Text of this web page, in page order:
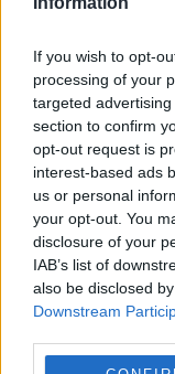
If you wish to opt-
processing of your
targeted
section to confirm
opt-out request is
interest-based ads
us or personal
your opt-out. You
disclosure of your
IAB’s list of
also be disclosed
Downstream
elevi